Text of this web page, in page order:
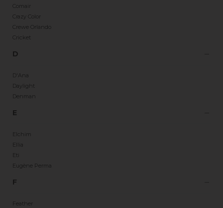
Comair
Crazy Color
Crewe Orlando
Cricket
D
D'Ana
Daylight
Denman
E
Elchim
Ellia
Eti
Eugène Perma
F
Feather